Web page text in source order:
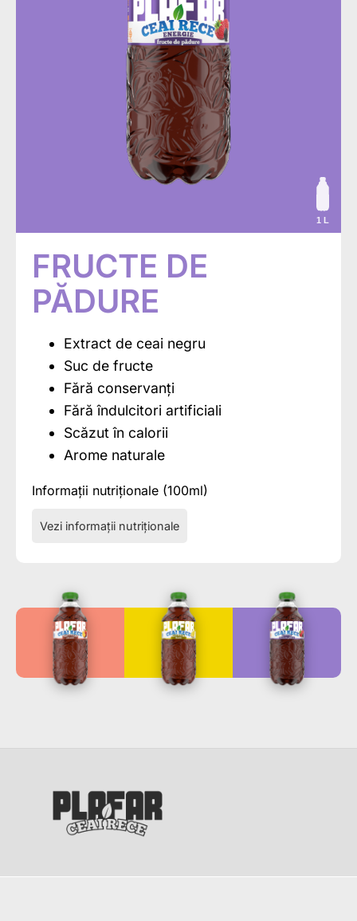
1 L
FRUCTE DE
PĂDURE
Extract de ceai negru
Suc de fructe
Fără conservanți
Fără îndulcitori artificiali
Scăzut în calorii
Arome naturale
Informații nutriționale (100ml)
Vezi informații nutriționale